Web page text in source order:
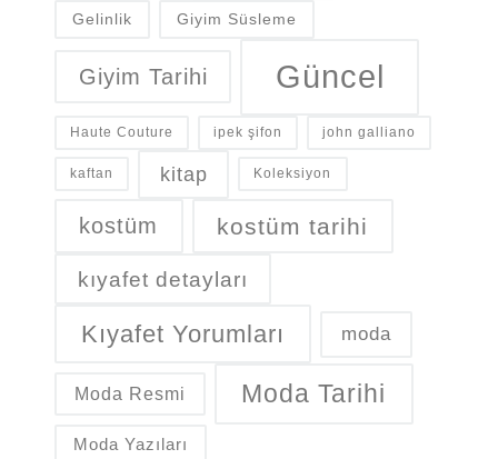
Gelinlik Giyim Süsleme
Giyim Tarihi Güncel
Haute Couture ipek şifon john galliano
kaftan kitap Koleksiyon
kostüm kostüm tarihi
kıyafet detayları
Kıyafet Yorumları moda
Moda Resmi Moda Tarihi
Moda Yazıları